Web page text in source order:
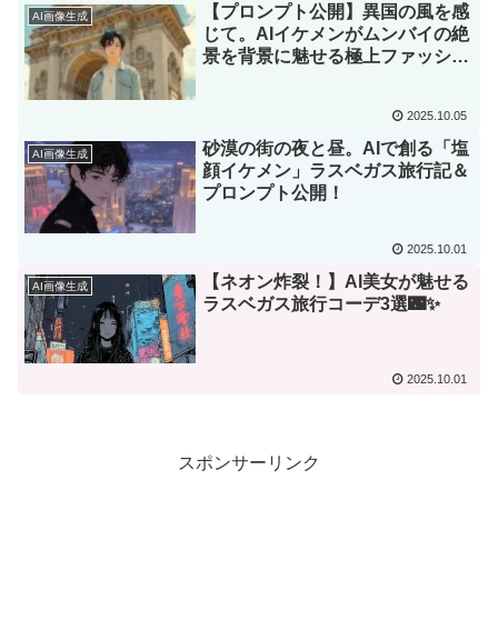
AI画像生成
【プロンプト公開】異国の風を感
じて。AIイケメンがムンバイの絶
景を背景に魅せる極上ファッショ
2025.10.05
AI画像生成
砂漠の街の夜と昼。AIで創る「塩
顔イケメン」ラスベガス旅行記＆
プロンプト公開！
2025.10.01
AI画像生成
【ネオン炸裂！】AI美女が魅せる
ラスベガス旅行コーデ3選🌃✨
2025.10.01
スポンサーリンク